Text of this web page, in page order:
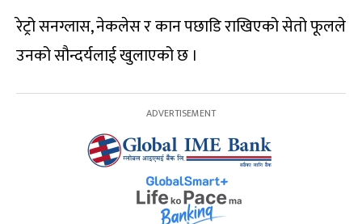
रेट्रो सनग्लास, नेकलेस र कान पछाडि राखिएको सेतो फूलले
उनको सौन्दर्यलाई खुलाएको छ ।